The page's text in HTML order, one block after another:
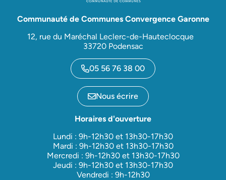
Communauté de Communes Convergence Garonne
12, rue du Maréchal Leclerc-de-Hauteclocque
33720 Podensac
05 56 76 38 00
Nous écrire
Horaires d'ouverture
Lundi : 9h-12h30 et 13h30-17h30
Mardi : 9h-12h30 et 13h30-17h30
Mercredi : 9h-12h30 et 13h30-17h30
Jeudi : 9h-12h30 et 13h30-17h30
Vendredi : 9h-12h30